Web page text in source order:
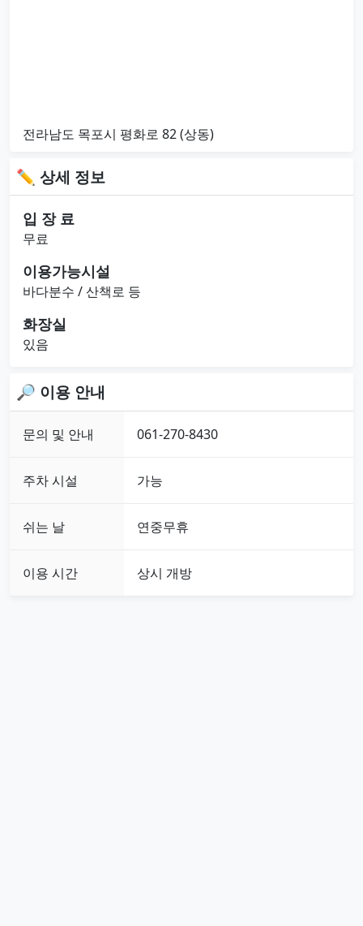
전라남도 목포시 평화로 82 (상동)
✏ 상세 정보
입 장 료
무료
이용가능시설
바다분수 / 산책로 등
화장실
있음
🔎 이용 안내
문의 및 안내 061-270-8430
주차 시설 가능
쉬는 날 연중무휴
이용 시간 상시 개방